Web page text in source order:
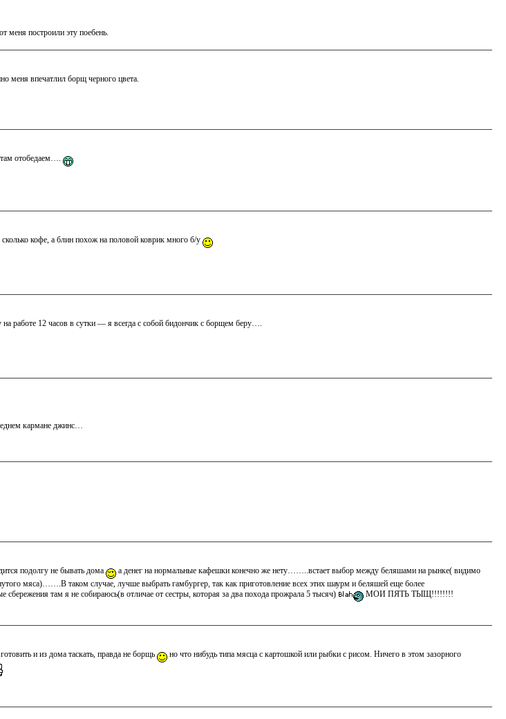
меня построили эту поебень.
меня впечатлил борщ черного цвета.
там отобедаем….
кофе, а блин похож на половой коврик много б/у
на работе 12 часов в сутки — я всегда с собой бидончик с борщем беру….
кармане джинс…
подолгу не бывать дома
а денег на нормальные кафешки конечно же нету……..встает выбор между беляшами на рынке( видимо
мяса)…….В таком случае, лучше выбрать гамбургер, так как приготовление всех этих шаурм и беляшей еще более
там я не собираюсь(в отличае от сестры, которая за два похода прожрала 5 тысяч)
МОИ ПЯТЬ ТЫЩ!!!!!!!!
и из дома таскать, правда не борщь
но что нибудь типа мясца с картошкой или рыбки с рисом. Ничего в этом зазорного